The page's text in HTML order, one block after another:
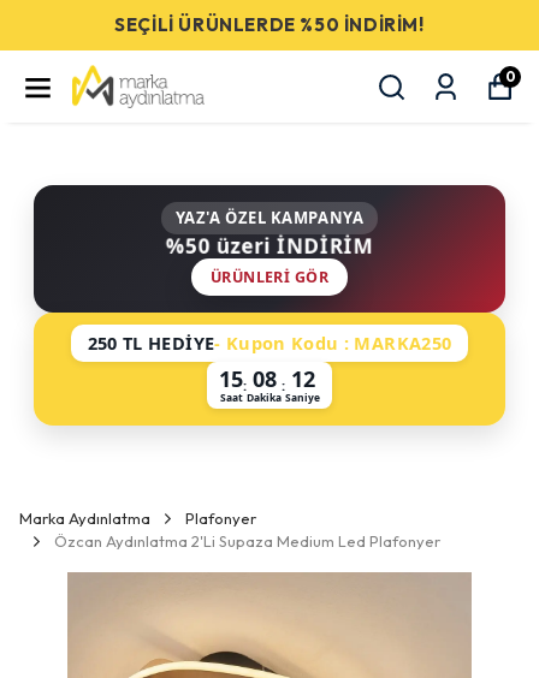
SEÇİLİ ÜRÜNLERDE %50 İNDİRİM!
0
YAZ'A ÖZEL KAMPANYA
%50 üzeri İNDİRİM
ÜRÜNLERI GÖR
250 TL HEDİYE- Kupon Kodu : MARKA250
15
Saat
: 08
Dakika
: 12
Saniye
Marka Aydınlatma
Plafonyer
Özcan Aydınlatma 2'Li Supaza Medium Led Plafonyer